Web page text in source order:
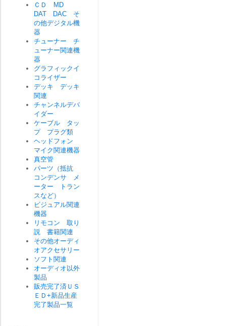
ＣＤ MD
DAT DAC そ
の他デジタル機
器
チューナー チ
ューナー関連機
器
グラフィックイ
コライザー
デッキ デッキ
関連
チャンネルデバ
イダー
ケーブル タッ
プ プラグ類
ヘッドフォン
マイク関連機器
真空管
パーツ（抵抗
コンデンサ メ
ーター トラン
スなど）
ビジュアル関連
機器
リモコン 取り
説 書籍関連
その他オーディ
オアクセサリー
ソフト関連
オーディオ以外
製品
販売完了済ＵＳ
ＥＤ+新品生産
完了製品一覧